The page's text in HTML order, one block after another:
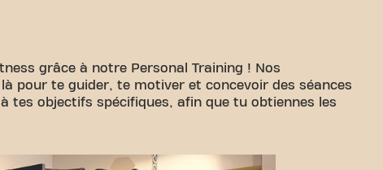
grâce à notre Personal Training ! Nos
pour te guider, te motiver et concevoir des séances
tes objectifs spécifiques, afin que tu obtiennes les